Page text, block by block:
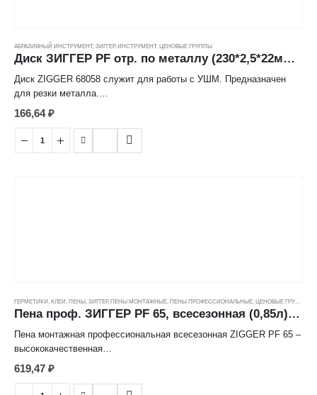
АБРАЗИВНЫЙ ИНСТРУМЕНТ, ЗИГГЕР, ИНСТРУМЕНТ, ЦЕНОВЫЕ ГРУППЫ
Диск ЗИГГЕР PF отр. по металлу (230*2,5*22мм) ---
Диск ZIGGER 68058 служит для работы с УШМ. Предназначен
для резки металла.
Высокая производительность;
Аккуратный рез;
166,64₽
ГЕРМЕТИКИ, КЛЕИ, ПЕНЫ ЗИГГЕР, ПЕНЫ МОНТАЖНЫЕ ПЕНЫ ПРОФЕССИОНАЛЬНЫЕ ЦЕНОВЫЕ ГРУППЫ
Пена проф. ЗИГГЕР PF 65, всесезонная (0,85л) ---
Пена монтажная профессиональная всесезонная ZIGGER PF 65 –
высококачественная
однокомпонентная полиуретановая пена, предназначенная для
монтажа окон, дверей, подоконников,
стеновых панелей и других элементов при выполнении
619,47 ₽